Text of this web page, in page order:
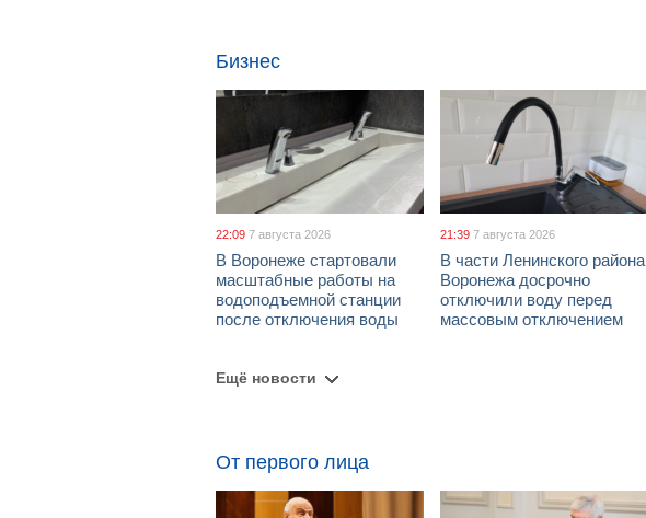
Бизнес
22:09 7 августа 2026
В Воронеже стартовали
масштабные работы на
водоподъемной станции
после отключения воды
21:39 7 августа 2026
В части Ленинского района
Воронежа досрочно
отключили воду перед
массовым отключением
Ещё новости
От первого лица